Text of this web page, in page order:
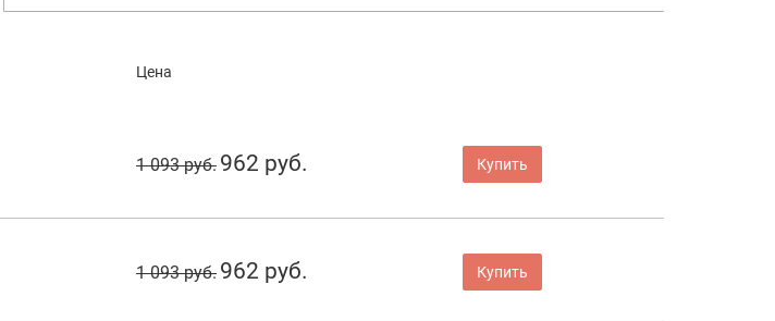
Цена
1 093 руб. 962 руб. Купить
1 093 руб. 962 руб. Купить